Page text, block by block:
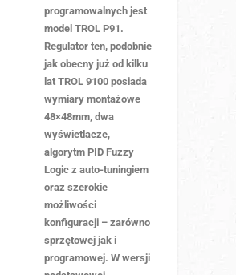
programowalnych jest
model TROL P91.
Regulator ten, podobnie
jak obecny już od kilku
lat TROL 9100 posiada
wymiary montażowe
48×48mm, dwa
wyświetlacze,
algorytm PID Fuzzy
Logic z auto-tuningiem
oraz szerokie
możliwości
konfiguracji – zarówno
sprzętowej jak i
programowej. W wersji